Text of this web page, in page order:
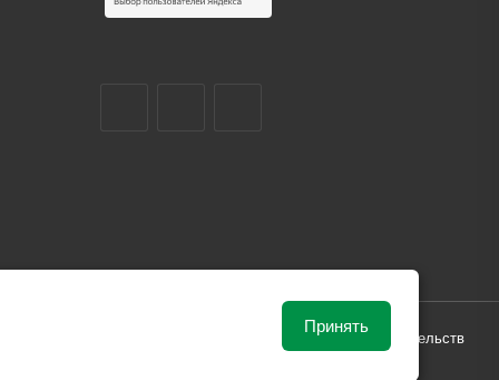
от рыночной ситуации и не влекут за собой обязательств
Принять